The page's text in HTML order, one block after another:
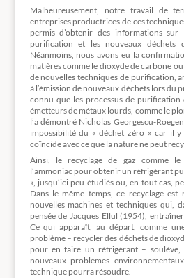
Malheureusement, notre travail de
entreprises productrices de ces
permis d’obtenir des informations sur
purification et les nouveaux déchets
Néanmoins, nous avons eu la
matières comme le dioxyde de carbone
de nouvelles techniques de purification,
à l’émission de nouveaux déchets lors du
connu que les processus de purification
émetteurs de métaux lourds, comme le
l’a démontré Nicholas Georgescu-
impossibilité du « déchet zéro » car il y
coïncide avec ce que la nature ne peut
Ainsi, le recyclage de gaz comme
l’ammoniac pour obtenir un réfrigérant
», jusqu’ici peu étudiés ou, en tout cas,
Dans le même temps, ce recyclage
nouvelles machines et techniques qui,
pensée de Jacques Ellul (1954),
Ce qui apparaît, au départ, comme
problème – recycler des déchets de
pour en faire un réfrigérant – soulève,
nouveaux problèmes
technique pourra résoudre.